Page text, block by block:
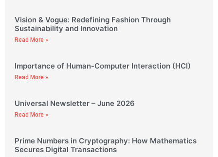
Vision & Vogue: Redefining Fashion Through
Sustainability and Innovation
Read More »
Importance of Human-Computer Interaction (HCI)
Read More »
Universal Newsletter – June 2026
Read More »
Prime Numbers in Cryptography: How Mathematics
Secures Digital Transactions